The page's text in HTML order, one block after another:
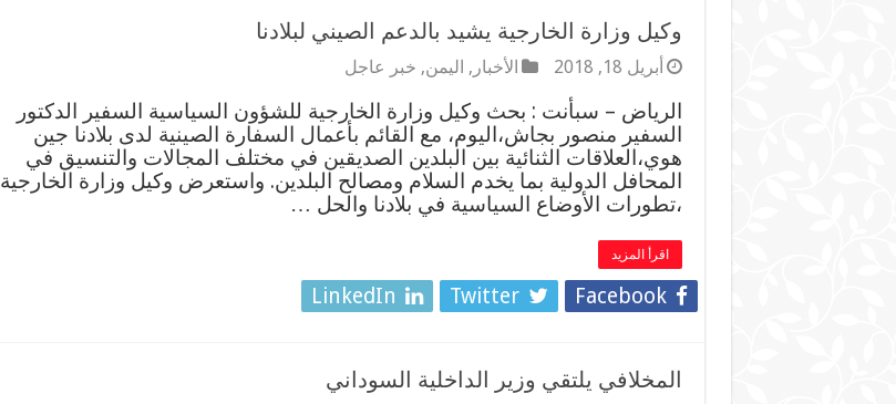
وكيل وزارة الخارجية يشيد بالدعم الصيني لبلادنا
أبريل 18, 2018 الأخبار , اليمن, خبر عاجل
الرياض – سبأنت : بحث وكيل وزارة الخارجية للشؤون السياسية السفير الدكتور
السفير منصور بجاش،اليوم، مع القائم بأعمال السفارة الصينية لدى بلادنا جين
هوي،العلاقات الثنائية بين البلدين الصديقين في مختلف المجالات والتنسيق في
المحافل الدولية بما يخدم السلام ومصالح البلدين. واستعرض وكيل وزارة الخارجية
،تطورات الأوضاع السياسية في بلادنا والحل …
اقرأ المزيد
Facebook
Twitter
LinkedIn
المخلافي يلتقي وزير الداخلية السوداني